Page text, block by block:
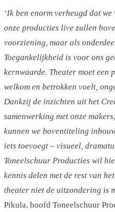
‘Ik ben enorm verheugd dat
onze producties live zullen
voorziening, maar als
Toegankelijkheid is voor ons
kernwaarde. Theater moet een
welkom en betrokken voelt,
Dankzij de inzichten uit het
samenwerking met onze
kunnen we boventiteling
iets toevoegt – visueel,
Toneelschuur Producties wil
kennis delen met de rest van
theater niet de uitzondering is
Pikula, hoofd Toneelschuur